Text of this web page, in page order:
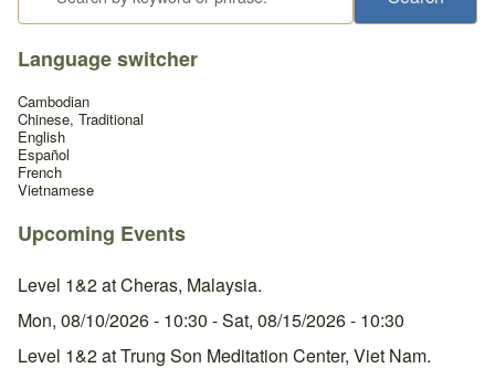
Language switcher
Cambodian
Chinese, Traditional
English
Español
French
Vietnamese
Upcoming Events
Level 1&2 at Cheras, Malaysia.
Mon, 08/10/2026 - 10:30 -Sat, 08/15/2026 - 10:30
Level 1&2 at Trung Son Meditation Center, Viet Nam.